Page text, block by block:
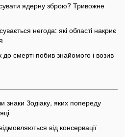
ядерну зброю? Тривожне
негода: які області накриє
до смерті побив знайомого і возив
знаки Зодіаку, яких попереду
від консервації